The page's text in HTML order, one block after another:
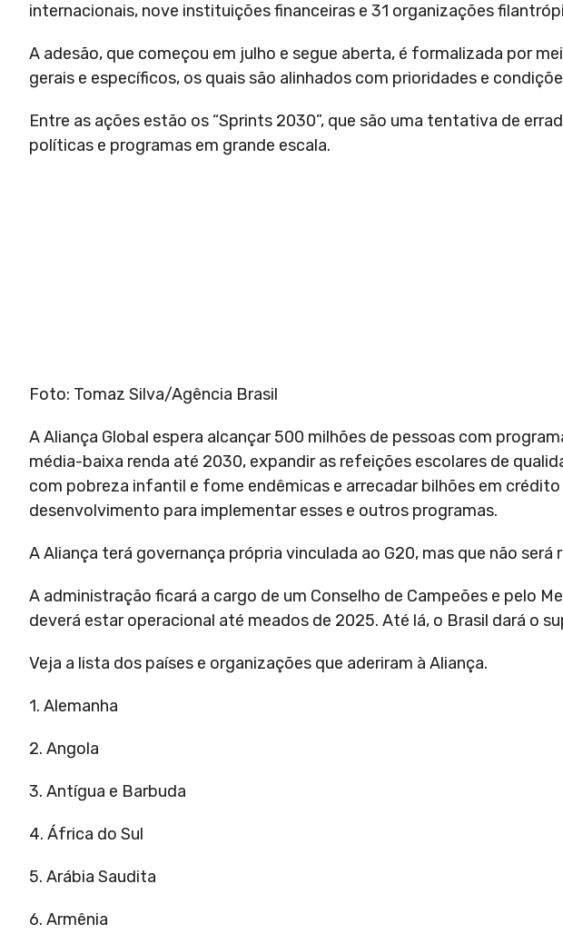
internacionais, nove instituições financeiras e 31 organizações
A adesão, que começou em julho e segue aberta, é formalizada por
gerais e específicos, os quais são alinhados com prioridades e
Entre as ações estão os “Sprints 2030”, que são uma tentativa de
políticas e programas em grande escala.
Foto: Tomaz Silva/Agência Brasil
A Aliança Global espera alcançar 500 milhões de pessoas com
média-baixa renda até 2030, expandir as refeições escolares de
com pobreza infantil e fome endêmicas e arrecadar bilhões em
desenvolvimento para implementar esses e outros programas.
A Aliança terá governança própria vinculada ao G20, mas que não
A administração ficará a cargo de um Conselho de Campeões e pelo
deverá estar operacional até meados de 2025. Até lá, o Brasil dará o
Veja a lista dos países e organizações que aderiram à Aliança.
1. Alemanha
2. Angola
3. Antígua e Barbuda
4. África do Sul
5. Arábia Saudita
6. Armênia